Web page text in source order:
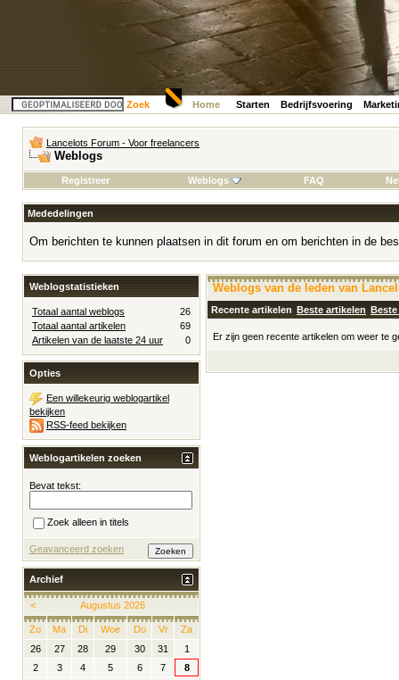
Zoek Home Starten Bedrijfsvoering
Lancelots Forum - Voor freelancers
Weblogs
Registreer Weblogs FAQ
Mededelingen
Om berichten te kunnen plaatsen in dit forum en om berichten in de
Weblogs van de leden van
Recente artikelen Beste artikelen
Er zijn geen recente artikelen om weer te
Weblogstatistieken
Totaal aantal weblogs
26
Totaal aantal artikelen
69
Artikelen van de laatste 24 uur
0
Opties
Een willekeurig weblogartikel
bekijken
RSS-feed bekijken
Weblogartikelen zoeken
Bevat tekst:
Zoek alleen in titels
Geavanceerd zoeken
Archief
< Augustus 2026
Zo Ma Di Woe Do Vr
Za
26
27 28 29 30 31
1
2
3 4 5 6 7
8